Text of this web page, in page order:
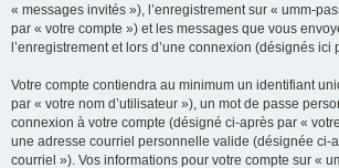
« messages invités »), l’enregistrement sur « umm-
par « votre compte ») et les messages que vous
l’enregistrement et lors d’une connexion (désignés ici
Votre compte contiendra au minimum un identifiant
par « votre nom d’utilisateur »), un mot de passe
connexion à votre compte (désigné ci-après par «
une adresse courriel personnelle valide (désignée ci-
courriel »). Vos informations pour votre compte sur «